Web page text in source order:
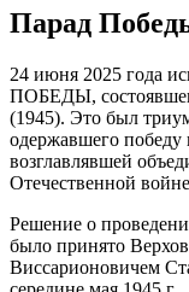
Парад
24 июня 2025 года
ПОБЕДЫ,
(1945). Это был
одержавшего победу
возглавлявшей
Отечественной
Решение о
было принято
Виссарионовичем